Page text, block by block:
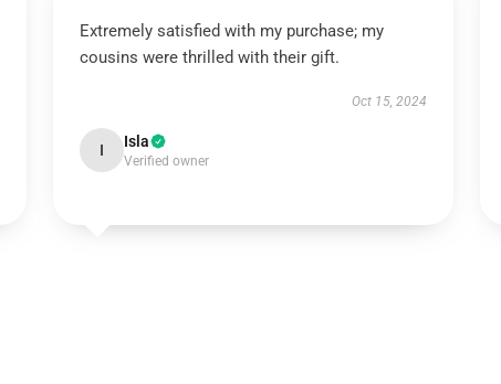
Extremely satisfied with my purchase; my
cousins were thrilled with their gift.
Oct 15, 2024
I Isla
Verified owner